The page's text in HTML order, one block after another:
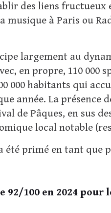
des liens fructueux
à Paris ou
largement au
en propre, 110 000
habitants qui
année. La présence
de Pâques, en sus
local notable
été primé en tant
100 en 2024 pour